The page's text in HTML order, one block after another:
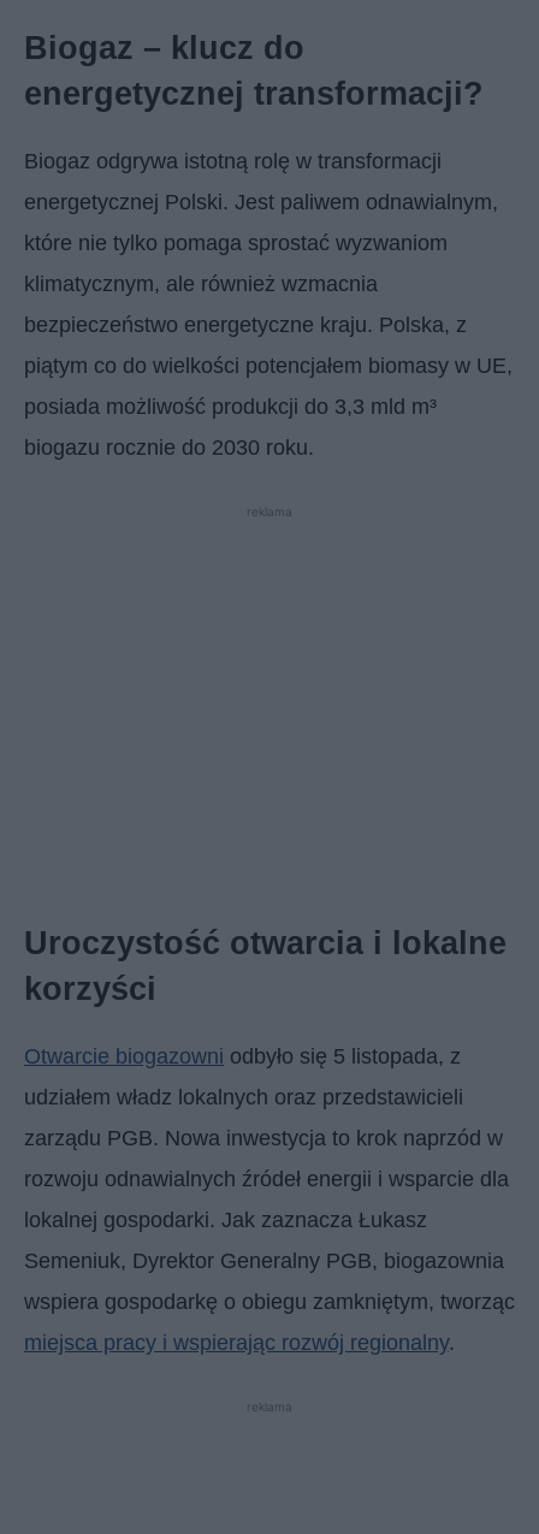
Biogaz – klucz do
energetycznej transformacji?
Biogaz odgrywa istotną rolę w transformacji
energetycznej Polski. Jest paliwem odnawialnym,
które nie tylko pomaga sprostać wyzwaniom
klimatycznym, ale również wzmacnia
bezpieczeństwo energetyczne kraju. Polska, z
piątym co do wielkości potencjałem biomasy w UE,
posiada możliwość produkcji do 3,3 mld m³
biogazu rocznie do 2030 roku.
reklama
Uroczystość otwarcia i lokalne
korzyści
Otwarcie biogazowni odbyło się 5 listopada, z
udziałem władz lokalnych oraz przedstawicieli
zarządu PGB. Nowa inwestycja to krok naprzód w
rozwoju odnawialnych źródeł energii i wsparcie dla
lokalnej gospodarki. Jak zaznacza Łukasz
Semeniuk, Dyrektor Generalny PGB, biogazownia
wspiera gospodarkę o obiegu zamkniętym, tworząc
miejsca pracy i wspierając rozwój regionalny.
reklama